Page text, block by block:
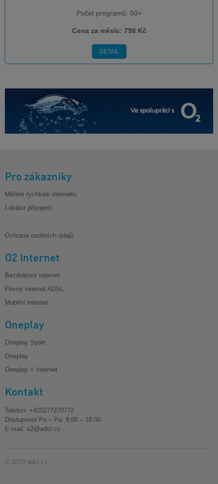
Počet programů: 50+
Cena za měsíc: 798 Kč
DETAIL
Pro zákazníky
Měření rychlosti internetu
Lokátor připojení
Ochrana osobních údajů
O2 Internet
Bezdrátový internet
Pevný internet ADSL
Mobilní internet
Oneplay
Oneplay Sport
Oneplay
Oneplay + Internet
Kontakt
Telefon: +420277270772
Dostupnost Po – Pá: 8:00 – 18:00
E-mail: o2@adsl.cz
© 2019 adsl.cz